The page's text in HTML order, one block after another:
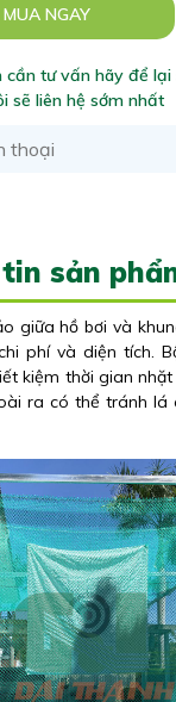
NGAY
cần tư vấn hãy để
sẽ liên hệ sớm nhất
sản
giữa hồ bơi và
phí và diện tích.
kiệm thời gian
ra có thể tránh lá